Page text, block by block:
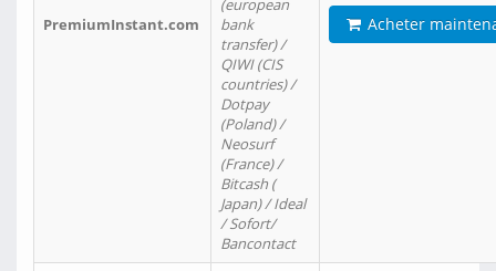
PremiumInstant.com
(european
bank
transfer) /
QIWI (CIS
countries) /
Dotpay
(Poland) /
Neosurf
(France) /
Bitcash (
Japan) / Ideal
/ Sofort/
Bancontact
Acheter